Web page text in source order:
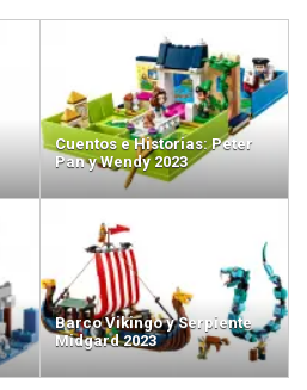
Cuentos e Historias: Peter
Pan y Wendy 2023
Barco Vikingo y Serpiente
Midgard 2023